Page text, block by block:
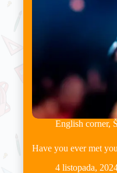
English corner,
Have you ever met
4 listopada,